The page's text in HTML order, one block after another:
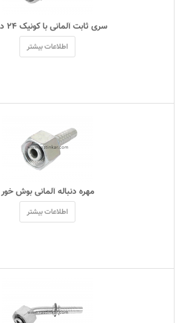
سری ثابت آلمانی با کونیک ۲۴ درجه
اطلاعات بیشتر
مهره دنباله آلمانی بوش خور
اطلاعات بیشتر